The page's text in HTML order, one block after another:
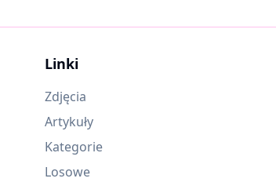
Linki
Zdjęcia
Artykuły
Kategorie
Losowe